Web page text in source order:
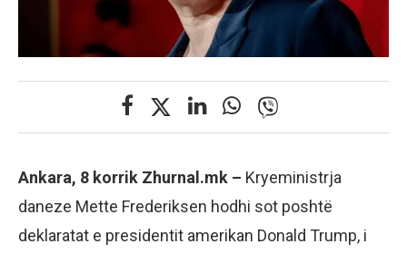
Ankara, 8 korrik Zhurnal.mk – Kryeministrja
daneze Mette Frederiksen hodhi sot poshtë
deklaratat e presidentit amerikan Donald Trump, i